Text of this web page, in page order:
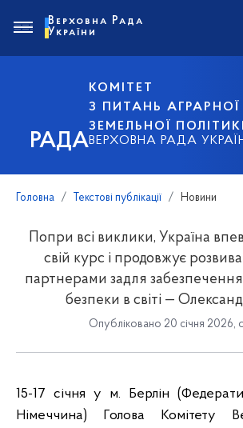
РАДА
КОМІТЕТ
З ПИТАНЬ АГРАРНОЇ
ЗЕМЕЛЬНОЇ
ВЕРХОВНА РАДА
Верховна Рада
України
Головна Текстові публікації Новини
Попри всі виклики, Україна
свій курс і продовжує
партнерами задля забезпечення
безпеки в світі —
Опубліковано 20 січня 2026,
15-17 січня у м. Берлін
Німеччина) Голова Комітету